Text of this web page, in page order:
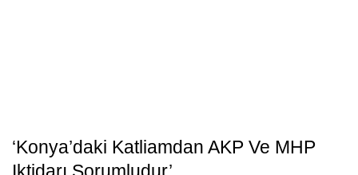
‘Konya’daki Katliamdan AKP Ve MHP
Iktidarı Sorumludur’